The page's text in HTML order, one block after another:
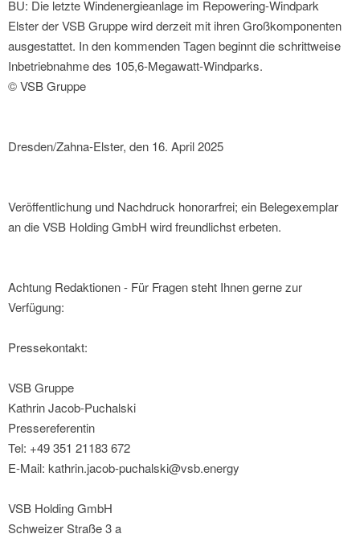
BU: Die letzte Windenergieanlage im Repowering-Windpark
Elster der VSB Gruppe wird derzeit mit ihren Großkomponenten
ausgestattet. In den kommenden Tagen beginnt die schrittweise
Inbetriebnahme des 105,6-Megawatt-Windparks.
© VSB Gruppe
Dresden/Zahna-Elster, den 16. April 2025
Veröffentlichung und Nachdruck honorarfrei; ein Belegexemplar
an die VSB Holding GmbH wird freundlichst erbeten.
Achtung Redaktionen - Für Fragen steht Ihnen gerne zur
Verfügung:
Pressekontakt:
VSB Gruppe
Kathrin Jacob-Puchalski
Pressereferentin
Tel: +49 351 21183 672
E-Mail: kathrin.jacob-puchalski@vsb.energy
VSB Holding GmbH
Schweizer Straße 3 a